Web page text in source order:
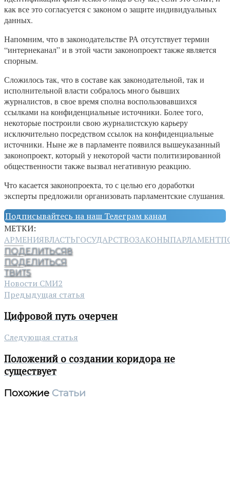
как все это согласуется с законом о защите индивидуальных
данных.
Напомним, что в законодательстве РА отсутствует термин
“интернеканал” и в этой части законопроект также является
спорным.
Сложилось так, что в составе как законодательной, так и
исполнительной власти собралось много бывших
журналистов, в свое время сполна воспользовавшихся
ссылками на конфиденциальные источники. Более того,
некоторые построили свою журналистскую карьеру
исключительно посредством ссылок на конфиденциальные
источники. Ныне же в парламенте появился вышеуказанный
законопроект, который у некоторой части политизированной
общественности также вызвал негативную реакцию.
Что касается законопроекта, то с целью его доработки
эксперты предложили организовать парламентские слушания.
Подписывайтесь на наш Телеграм канал
МЕТКИ:
АРМЕНИЯВЛАСТЬГОСУДАРСТВОЗАКОНЫПАРЛАМЕНТ
ПОДЕЛИТЬСЯ8
ПОДЕЛИТЬСЯ
ТВИТ5
Новости СМИ2
Предыдущая статья
Цифровой путь очерчен
Следующая статья
Положений о создании коридора не
существует
Похожие Статьи